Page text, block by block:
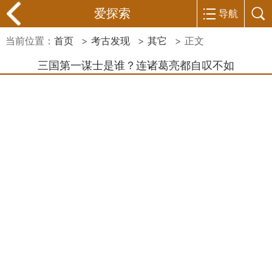
爱探索 导航
当前位置： 首页 > 考古发现 > 其它 > 正文
三国第一谋士是谁？连诸葛亮都自叹不如